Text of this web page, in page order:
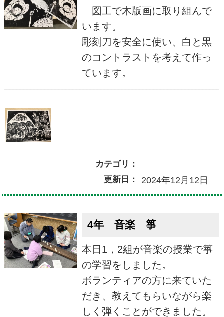
図工で木版画に取り組んで
います。
彫刻刀を安全に使い、白と黒
のコントラストを考えて作っ
ています。
カテゴリ：
更新日：
2024年12月12日
4年 音楽 箏
本日1，2組が音楽の授業で箏
の学習をしました。
ボランティアの方に来ていた
だき、教えてもらいながら楽
しく弾くことができました。